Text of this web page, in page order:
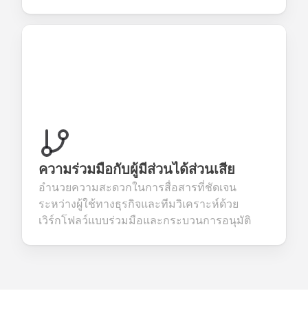
ความร่วมมือกับผู้มีส่วนได้ส่วนเสีย
อำนวยความสะดวกในการสื่อสารที่ชัดเจน
ระหว่างผู้ใช้ทางธุรกิจและทีมวิเคราะห์ด้วย
เวิร์กโฟลว์แบบร่วมมือและกระบวนการอนุมัติ